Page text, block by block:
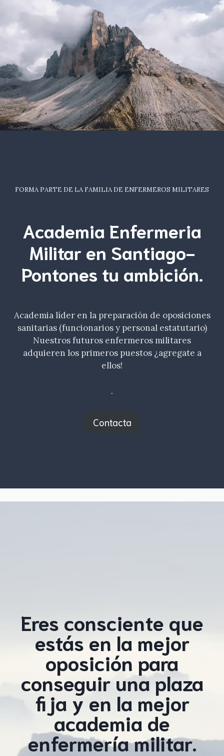
FORMA PARTE DE LA FAMILIA DE ENFERMEROS MILITARES
Academia Enfermeria
Militar en Santiago-
Pontones tu ambición.
Academia líder en la preparación de oposiciones
sanitarias (funcionarios y personal estatutario)
Nuestros futuros enfermeros militares
adquieren los primeros puestos ¿agregate a
ellos!
.
Contacta
Eres consciente que
estás en la mejor
oposición para
conseguir una plaza
fija y en la mejor
academia de
enfermería militar.